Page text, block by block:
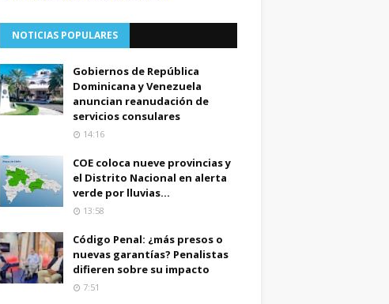
NOTICIAS POPULARES
Gobiernos de República
Dominicana y Venezuela
anuncian reanudación de
servicios consulares
14:16
COE coloca nueve provincias y
el Distrito Nacional en alerta
verde por lluvias...
13:58
Código Penal: ¿más presos o
nuevas garantías? Penalistas
difieren sobre su impacto
7:51